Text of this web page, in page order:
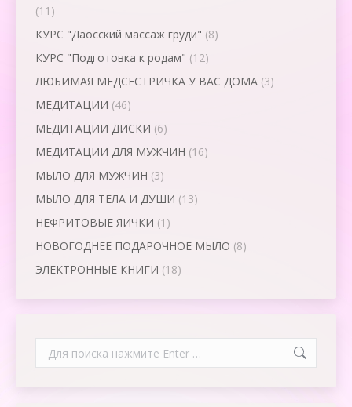
(11)
КУРС "Даосский массаж груди" (8)
КУРС "Подготовка к родам" (12)
ЛЮБИМАЯ МЕДСЕСТРИЧКА У ВАС ДОМА (3)
МЕДИТАЦИИ (46)
МЕДИТАЦИИ ДИСКИ (6)
МЕДИТАЦИИ ДЛЯ МУЖЧИН (16)
МЫЛО ДЛЯ МУЖЧИН (3)
МЫЛО ДЛЯ ТЕЛА И ДУШИ (13)
НЕФРИТОВЫЕ ЯИЧКИ (1)
НОВОГОДНЕЕ ПОДАРОЧНОЕ МЫЛО (8)
ЭЛЕКТРОННЫЕ КНИГИ (18)
Search: